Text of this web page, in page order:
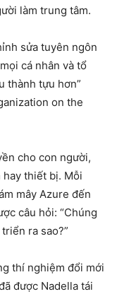
làm trung tâm.
sửa tuyên ngôn
cá nhân và tổ
thành tựu hơn”
on the
cho con người,
hay thiết bị. Mỗi
mây Azure đến
câu hỏi: “Chúng
ra sao?”
thí nghiệm đổi mới
được Nadella tái